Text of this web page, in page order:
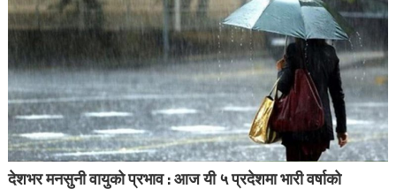
देशभर मनसुनी वायुको प्रभाव : आज यी ५ प्रदेशमा भारी वर्षाको